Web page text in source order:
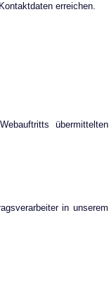
erreichen.
übermittelten
in unserem